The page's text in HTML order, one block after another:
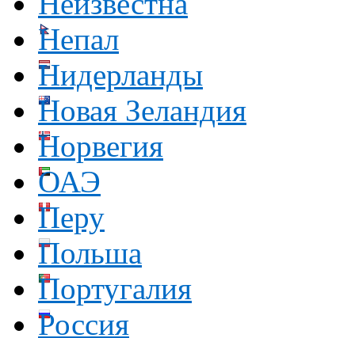
Непал
Нидерланды
Новая Зеландия
Норвегия
ОАЭ
Перу
Польша
Португалия
Россия